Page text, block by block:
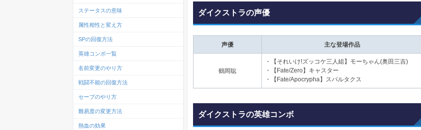
ダイクストラの声優
声優 主な登場作品
鶴岡聡
・【それいけ!ズッコケ三人組】モーちゃん(奥田三吉)
・【Fate/Zero】キャスター
・【Fate/Apocrypha】スパルタクス
ダイクストラの英雄コンボ
ステータスの意味
属性相性と変え方
SPの回復方法
英雄コンボ一覧
名前変更のやり方
戦闘不能の回復方法
セーブのやり方
難易度の変更方法
熱血の効果